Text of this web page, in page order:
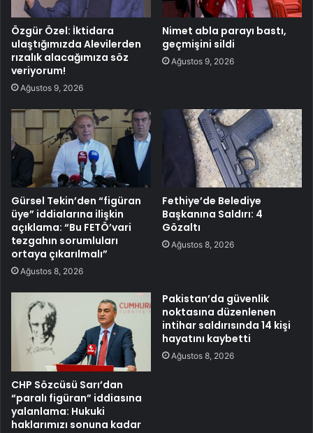
Özgür Özel: İktidara
ulaştığımızda Alevilerden
rızalık alacağımıza söz
veriyorum!
Ağustos 9, 2026
Nimet abla parayı bastı,
geçmişini sildi
Ağustos 9, 2026
Gürsel Tekin’den “figüran
üye” iddialarına ilişkin
açıklama: “Bu FETÖ’vari
tezgahın sorumluları
ortaya çıkarılmalı”
Ağustos 8, 2026
Fethiye’de Belediye
Başkanına Saldırı: 4
Gözaltı
Ağustos 8, 2026
CHP Sözcüsü Sarı’dan
“paralı figüran” iddiasına
yalanlama: Hukuki
haklarımızı sonuna kadar
Pakistan’da güvenlik
noktasına düzenlenen
intihar saldırısında 14 kişi
hayatını kaybetti
Ağustos 8, 2026